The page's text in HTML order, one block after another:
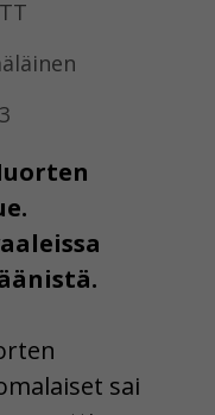
sai